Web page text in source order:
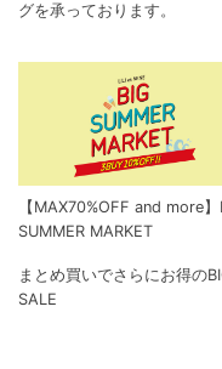
グを承っております。
【MAX70%OFF and more】
SUMMER MARKET
まとめ買いでさらにお得の
SALE